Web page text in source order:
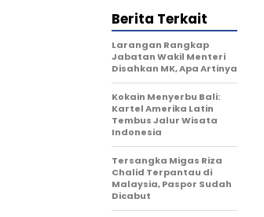
Berita Terkait
Larangan Rangkap
Jabatan Wakil Menteri
Disahkan MK, Apa Artinya
Kokain Menyerbu Bali:
Kartel Amerika Latin
Tembus Jalur Wisata
Indonesia
Tersangka Migas Riza
Chalid Terpantau di
Malaysia, Paspor Sudah
Dicabut